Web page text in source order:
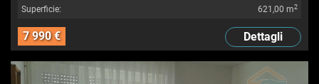
Superficie:
621,00 m2
7 990 € Dettagli